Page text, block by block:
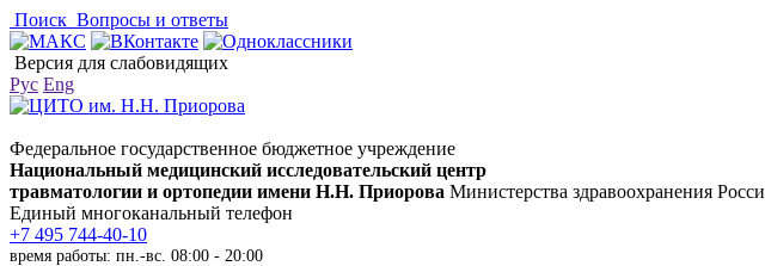
Поиск Вопросы и ответы
Версия для слабовидящих
Рус Eng
Федеральное государственное бюджетное учреждение
Национальный медицинский исследовательский центр
травматологии и ортопедии имени Н.Н. Приорова Министерства здравоохранения
Единый многоканальный телефон
+7 495 744-40-10
время работы: пн.-вс. 08:00 - 20:00